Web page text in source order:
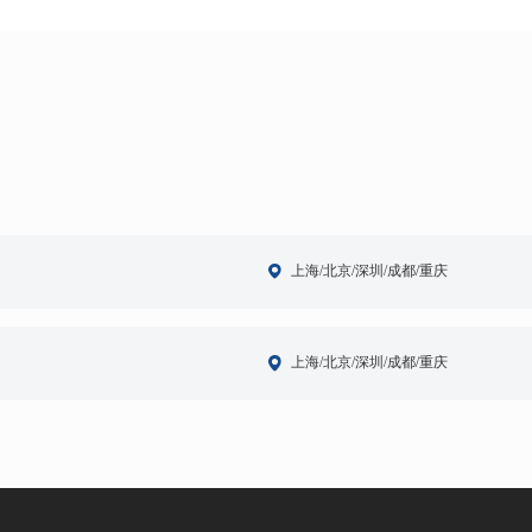
上海/北京/深圳/成都/重庆
上海/北京/深圳/成都/重庆